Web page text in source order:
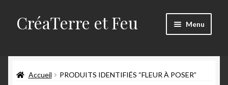
CréaTerre et Feu Menu
BlogAccueil PRODUITS IDENTIFIÉS “FLEUR À POSER”